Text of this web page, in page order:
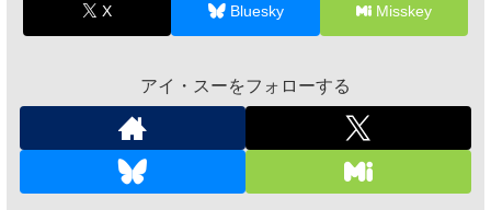
X Bluesky Misskey
アイ・スーをフォローする